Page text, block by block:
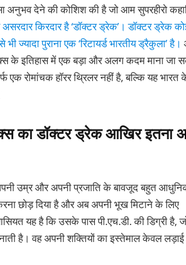
अनुभव देने की कोशिश की है जो आम सुपरहीरो
किरदार है ‘डॉक्टर ड्रेक’। डॉक्टर ड्रेक
ज्यादा पुराना एक ‘रिटायर्ड भारतीय ड्रैकुला’ है।
के इतिहास में एक बड़ा और अलग कदम माना जा
रोमांचक हॉरर थ्रिलर नहीं है, बल्कि यह भारत
का डॉक्टर ड्रेक आखिर इतना
उम्र और अपनी प्रजाति के बावजूद बहुत
छोड़ दिया है और अब अपनी भूख मिटाने के लिए
यह है कि उसके पास पी.एच.डी. की डिग्री है,
है। वह अपनी शक्तियों का इस्तेमाल केवल